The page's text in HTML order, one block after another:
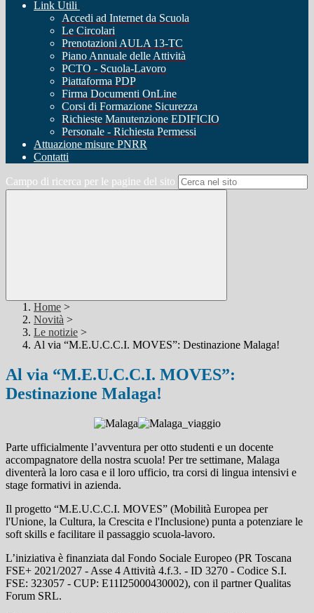
Link Utili
Accedi ad Internet da Scuola
Le Circolari
Prenotazioni AULA 13-TC
Piano Annuale delle Attività
PCTO - Scuola-Lavoro
Piattaforma PDP
Firma Documenti OnLine
Corsi di Formazione Sicurezza
Richieste Manutenzione EDIFICIO
Personale - Richiesta Permessi
Attuazione misure PNRR
Contatti
Campo di ricerca per le pagine del sito
Home >
Novità >
Le notizie >
Al via “M.E.U.C.C.I. MOVES”: Destinazione Malaga!
Al via “M.E.U.C.C.I. MOVES”:
Destinazione Malaga!
Parte ufficialmente l’avventura per otto studenti e un docente
accompagnatore della nostra scuola! Per tre settimane, Malaga
diventerà la loro casa e il loro ufficio, tra corsi di lingua intensivi e
stage formativi in azienda.
Il progetto “M.E.U.C.C.I. MOVES” (Mobilità Europea per
l'Unione, la Cultura, la Crescita e l'Inclusione) punta a potenziare le
soft skills e facilitare il passaggio scuola-lavoro.
L’iniziativa è finanziata dal Fondo Sociale Europeo (PR Toscana
FSE+ 2021/2027 - Asse 4 Attività 4.f.3. - ID 3270 - Codice S.I.
FSE: 323057 - CUP: E11I25000430002), con il partner Qualitas
Forum SRL.